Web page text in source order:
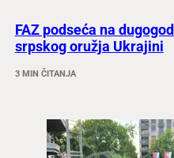
FAZ podseća na
srpskog oružja Ukrajini
3 MIN ČITANJA